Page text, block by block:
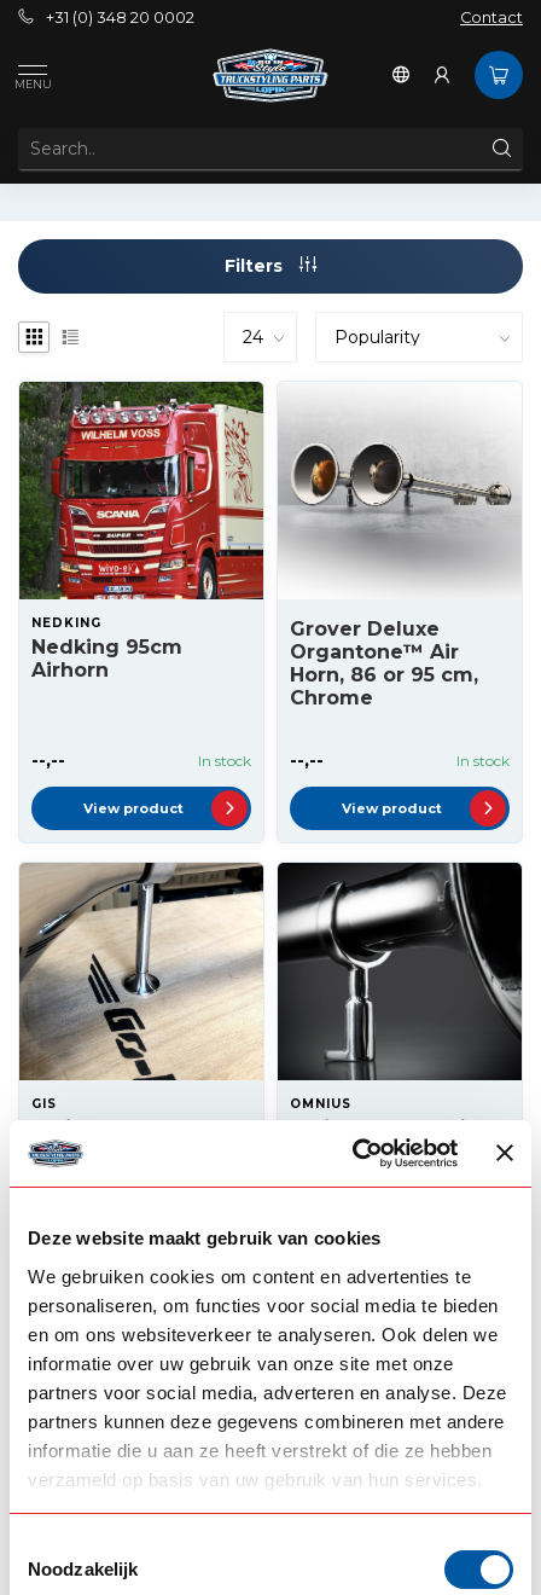
Deze website maakt gebruik van cookies
We gebruiken cookies om content en advertenties te
personaliseren, om functies voor social media te bieden
en om ons websiteverkeer te analyseren. Ook delen we
informatie over uw gebruik van onze site met onze
partners voor social media, adverteren en analyse. Deze
partners kunnen deze gegevens combineren met andere
informatie die u aan ze heeft verstrekt of die ze hebben
verzameld op basis van uw gebruik van hun services.
Noodzakelijk
+31 (0) 348 20 0002 Contact
MENU
Filters
NEDKING
Nedking 95cm
Airhorn
--,-- In stock
View product
Grover Deluxe
Organtone™ Air
Horn, 86 or 95 cm,
Chrome
--,-- In stock
View product
GIS
Stainless steel
airhorn extension for
Nedking
--,-- In stock
View product
OMNIUS
Stainless steel air
horn support for
Omnius (set)
--,--
View product
MARCO